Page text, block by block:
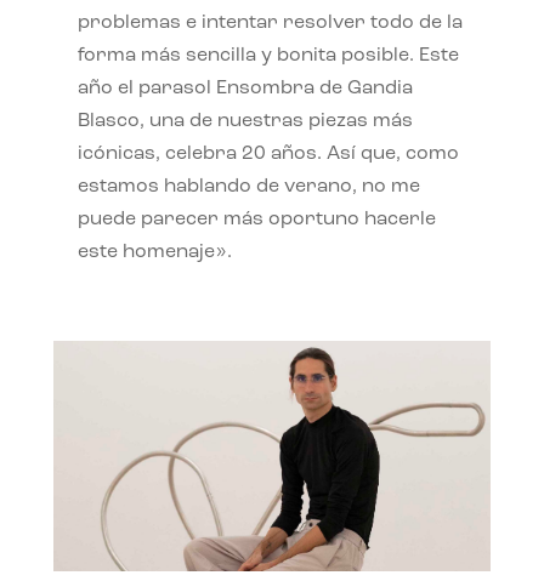
problemas e intentar resolver todo de la
forma más sencilla y bonita posible. Este
año el parasol Ensombra de Gandia
Blasco, una de nuestras piezas más
icónicas, celebra 20 años. Así que, como
estamos hablando de verano, no me
puede parecer más oportuno hacerle
este homenaje».